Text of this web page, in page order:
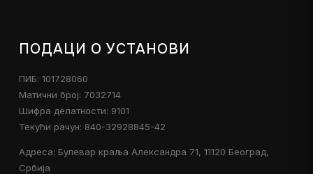
ПОДАЦИ О УСТАНОВИ
ПИБ: 101728060
Матични број: 7032714
Шифра делатности: 9101
Текући рачун: 840-32928845-42
Адреса: Булевар краља Александра 71, 11120 Београд,
Србија